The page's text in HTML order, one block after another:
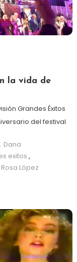
la vida de
Grandes Éxitos
del festival
Dana
exitos ,
Rosa López